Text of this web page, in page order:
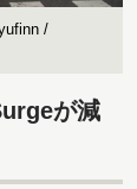
/
が減